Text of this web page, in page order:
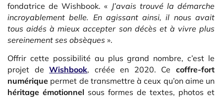
fondatrice de Wishbook. « J’avais trouvé la démarche
incroyablement belle. En agissant ainsi, il nous avait
tous aidés à mieux accepter son décès et à vivre plus
sereinement ses obsèques ».
Offrir cette possibilité au plus grand nombre, c’est le
projet deWishbook, créée en 2020. Cecoffre-fort
numérique permet de transmettre à ceux qu’on aime un
héritage émotionnel sous formes de textes, photos et